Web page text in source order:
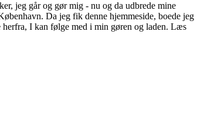
jeg går og gør mig - nu og da udbrede mine
Da jeg fik denne hjemmeside, boede jeg
I kan følge med i min gøren og laden. Læs